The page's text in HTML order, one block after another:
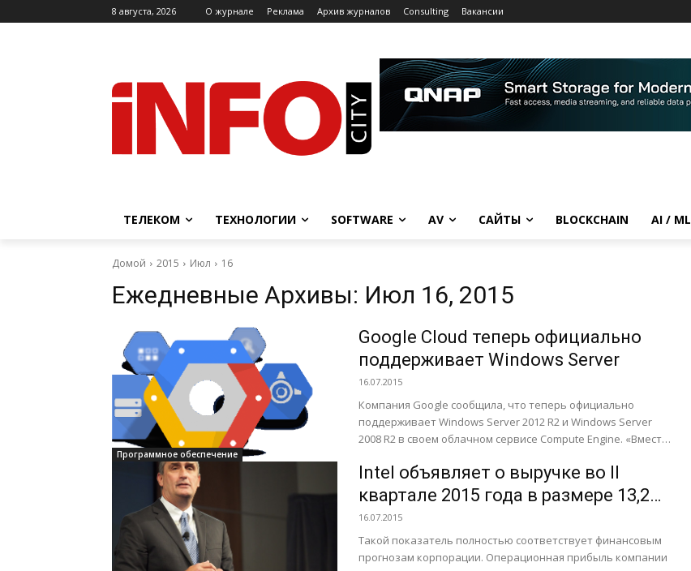
8 августа, 2026 O журнале Реклама Архив журналов Consulting Вакансии
ТЕЛЕКОМ ТЕХНОЛОГИИ SOFTWARE AV САЙТЫ BLOCKCHAIN AI / ML
Домой 2015 Июл 16
Ежедневные Архивы: Июл 16, 2015
Программное обеспечение
Google Cloud теперь официально
поддерживает Windows Server
16.07.2015
Компания Google сообщила, что теперь официально
поддерживает Windows Server 2012 R2 и Windows Server
2008 R2 в своем облачном сервисе Compute Engine. «Вместо
Intel объявляет о выручке во II
квартале 2015 года в размере 13,2
млрд. долларов
16.07.2015
Такой показатель полностью соответствует финансовым
прогнозам корпорации. Операционная прибыль компании